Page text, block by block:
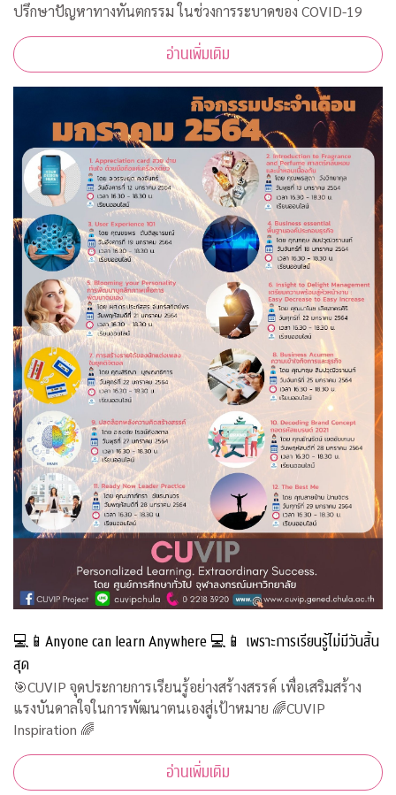
ปรึกษาปัญหาทางทันตกรรม ในช่วงการระบาดของ COVID-19
อ่านเพิ่มเติม
💻📱Anyone can learn Anywhere 💻📱 เพราะการเรียนรู้ไม่มีวันสิ้น
สุด
🎯CUVIP จุดประกายการเรียนรู้อย่างสร้างสรรค์ เพื่อเสริมสร้าง
แรงบันดาลใจในการพัฒนาตนเองสู่เป้าหมาย 🌈CUVIP
Inspiration 🌈
อ่านเพิ่มเติม